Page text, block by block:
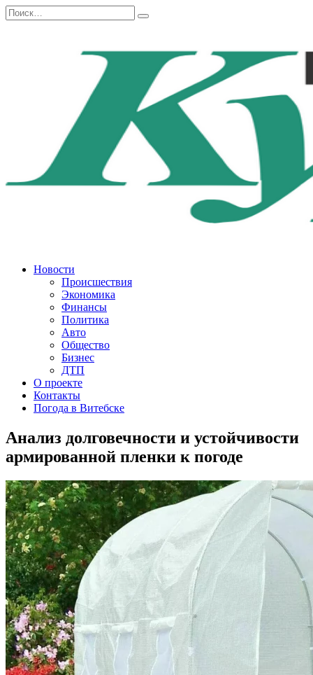
Перейти
к
Search
for:
Новости
Происшествия
Экономика
Финансы
Политика
Авто
Общество
Бизнес
ДТП
О проекте
Контакты
Погода в Витебске
Анализ долговечности и устойчивости
армированной пленки к погоде